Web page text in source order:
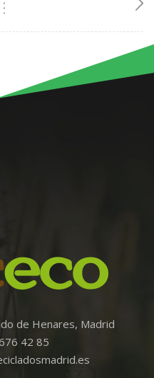
de Henares, Madrid
42 85